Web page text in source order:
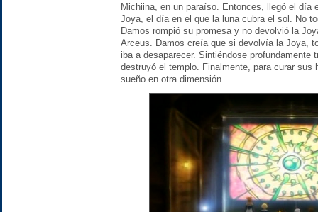
Michiina, en un paraíso. Entonces, llegó el día
Joya, el día en el que la luna cubra el sol. No
Damos rompió su promesa y no devolvió la
Arceus. Damos creía que si devolvía la Joya,
iba a desaparecer. Sintiéndose profundamente
destruyó el templo. Finalmente, para curar sus
sueño en otra dimensión.